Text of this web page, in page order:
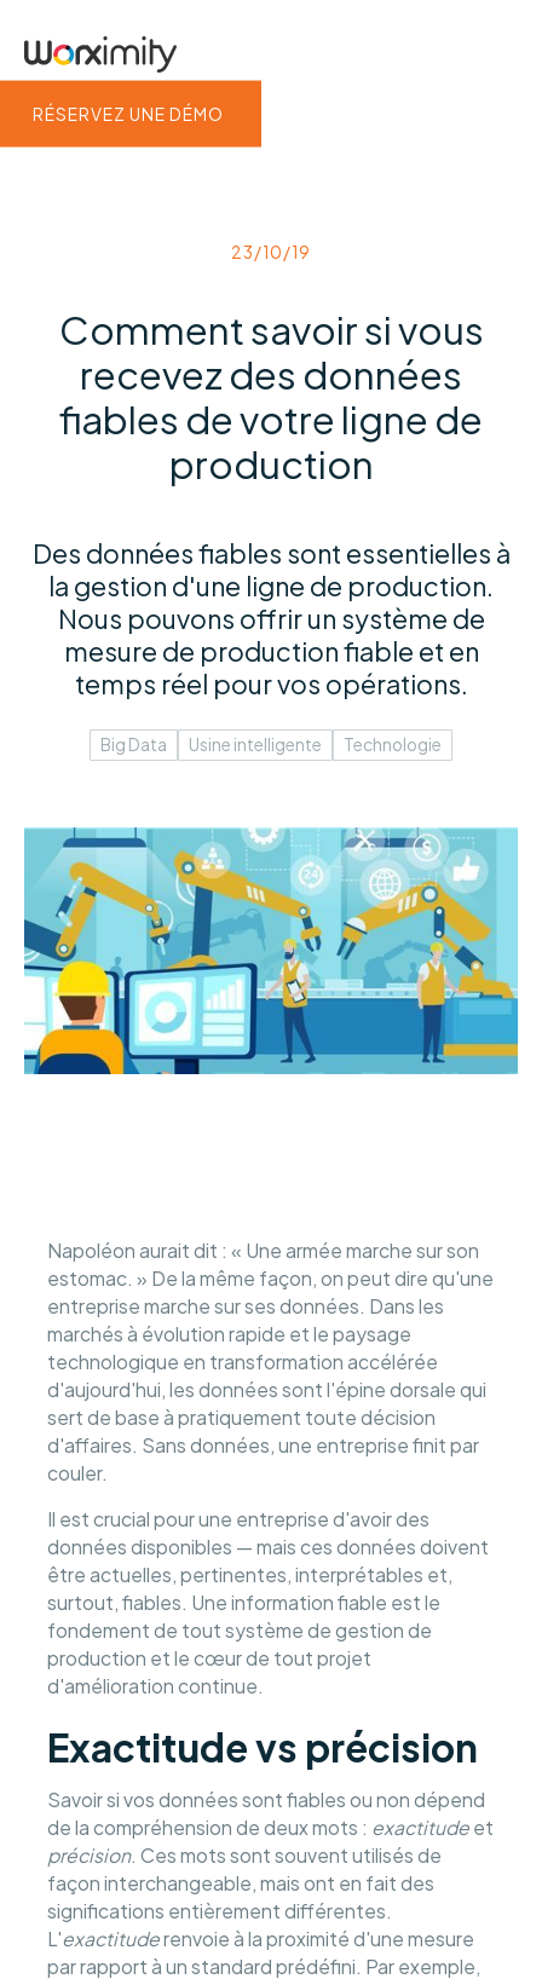
RÉSERVEZ UNE DÉMO
23/10/19
Comment savoir si vous
recevez des données
fiables de votre ligne de
production
Des données fiables sont essentielles à
la gestion d'une ligne de production.
Nous pouvons offrir un système de
mesure de production fiable et en
temps réel pour vos opérations.
Big Data Usine intelligente Technologie
Napoléon aurait dit : « Une armée marche sur son
estomac. » De la même façon, on peut dire qu'une
entreprise marche sur ses données. Dans les
marchés à évolution rapide et le paysage
technologique en transformation accélérée
d'aujourd'hui, les données sont l'épine dorsale qui
sert de base à pratiquement toute décision
d'affaires. Sans données, une entreprise finit par
couler.
Il est crucial pour une entreprise d'avoir des
données disponibles — mais ces données doivent
être actuelles, pertinentes, interprétables et,
surtout, fiables. Une information fiable est le
fondement de tout système de gestion de
production et le cœur de tout projet
d'amélioration continue.
Exactitude vs précision
Savoir si vos données sont fiables ou non dépend
de la compréhension de deux mots : exactitude et
précision. Ces mots sont souvent utilisés de
façon interchangeable, mais ont en fait des
significations entièrement différentes.
L'exactituderenvoie à la proximité d'une mesure
par rapport à un standard prédéfini. Par exemple,